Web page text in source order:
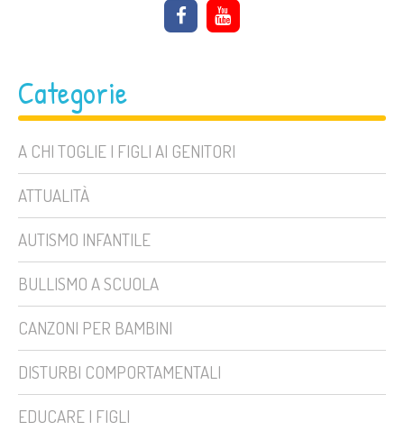
Categorie
A CHI TOGLIE I FIGLI AI GENITORI
ATTUALITÀ
AUTISMO INFANTILE
BULLISMO A SCUOLA
CANZONI PER BAMBINI
DISTURBI COMPORTAMENTALI
EDUCARE I FIGLI